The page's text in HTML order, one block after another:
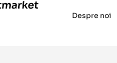
Despre noi